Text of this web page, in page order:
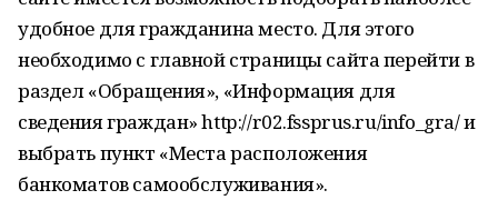
удобное для гражданина место. Для этого
необходимо с главной страницы сайта перейти в
раздел «Обращения», «Информация для
сведения граждан» http://r02.fssprus.ru/info_gra/ и
выбрать пункт «Места расположения
банкоматов самообслуживания».